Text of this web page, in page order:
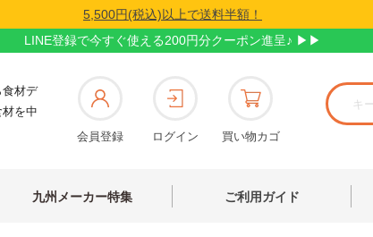
5,500円(税込)以上で送料半額！
LINE登録で今すぐ使える200円分クーポン進呈♪ ▶▶
食材デ
を中
会員登録 ログイン 買い物カゴ
九州メーカー特集 ご利用ガイド